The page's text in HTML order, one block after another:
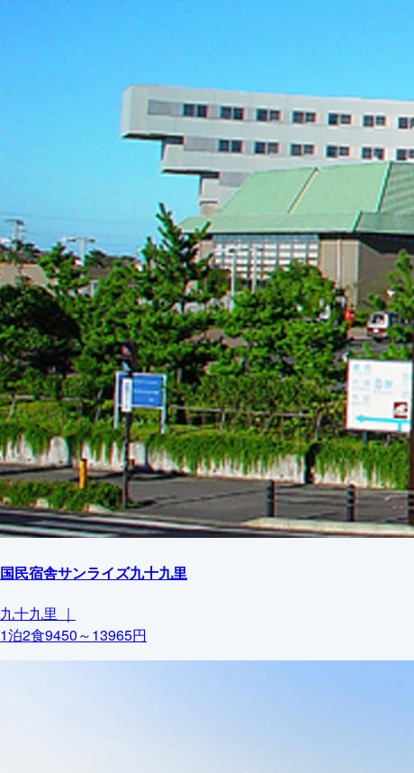
国民宿舎サンライズ九十九里
九十九里 ｜
1泊2食9450～13965円